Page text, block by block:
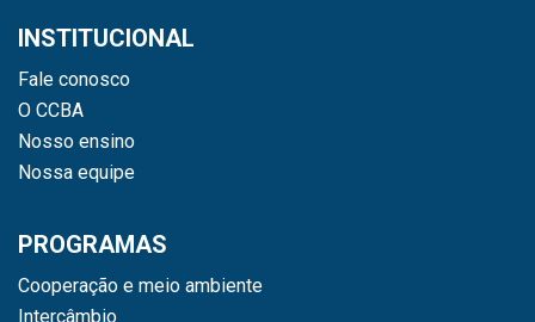
INSTITUCIONAL
Fale conosco
O CCBA
Nosso ensino
Nossa equipe
PROGRAMAS
Cooperação e meio ambiente
Intercâmbio